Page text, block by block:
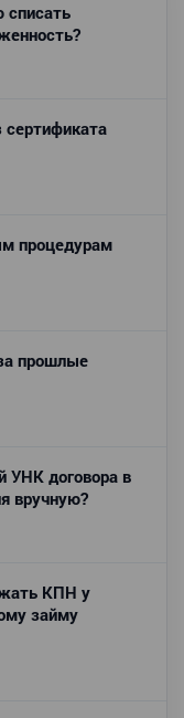
списать
процедурам
прошлые
УНК договора в
вручную?
КПН у
займу